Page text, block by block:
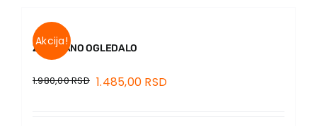
Akcija!
ZAKOPANO OGLEDALO
1.980,00RSD 1.485,00 RSD